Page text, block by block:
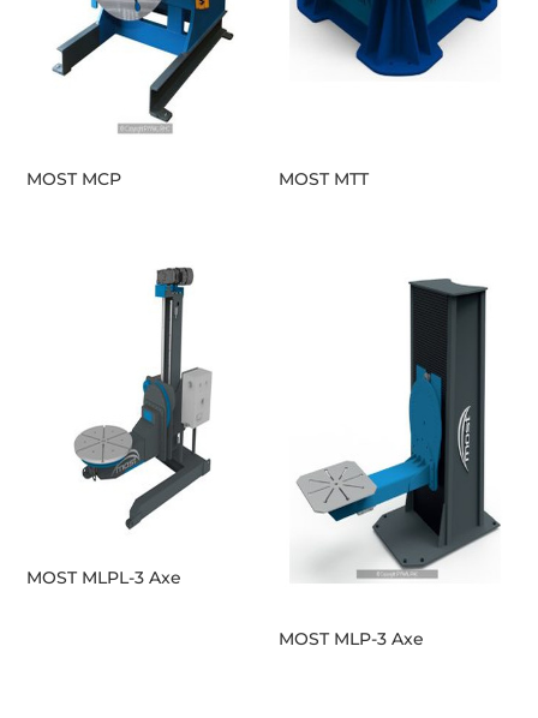
MOST MCP MOST MTT
MOST MLPL-3 Axe
MOST MLP-3 Axe